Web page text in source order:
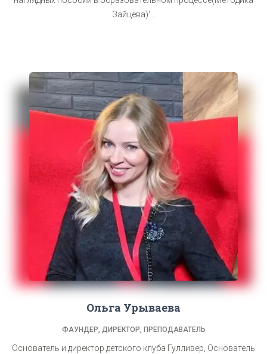
Зайцева)'...
Ольга Урываева
ФАУНДЕР, ДИРЕКТОР, ПРЕПОДАВАТЕЛЬ
Основатель и директор детского клуба Гулливер, Основатель